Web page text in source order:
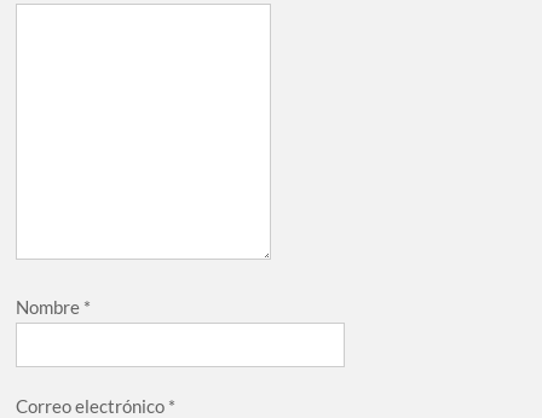
Nombre *
Correo electrónico *